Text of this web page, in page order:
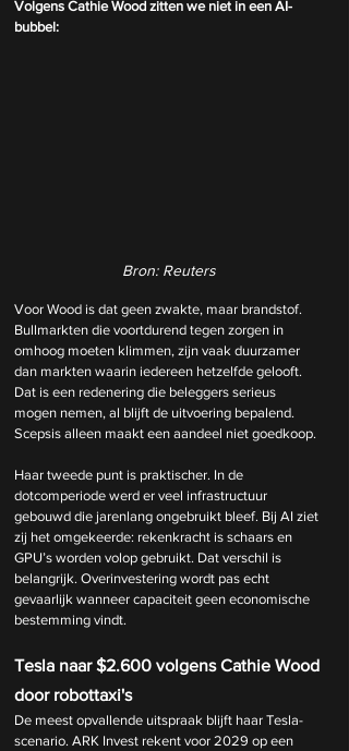
Volgens Cathie Wood zitten we niet in een AI-
bubbel:
Bron: Reuters
Voor Wood is dat geen zwakte, maar brandstof.
Bullmarkten die voortdurend tegen zorgen in
omhoog moeten klimmen, zijn vaak duurzamer
dan markten waarin iedereen hetzelfde gelooft.
Dat is een redenering die beleggers serieus
mogen nemen, al blijft de uitvoering bepalend.
Scepsis alleen maakt een aandeel niet goedkoop.
Haar tweede punt is praktischer. In de
dotcomperiode werd er veel infrastructuur
gebouwd die jarenlang ongebruikt bleef. Bij AI ziet
zij het omgekeerde: rekenkracht is schaars en
GPU’s worden volop gebruikt. Dat verschil is
belangrijk. Overinvestering wordt pas echt
gevaarlijk wanneer capaciteit geen economische
bestemming vindt.
Tesla naar $2.600 volgens Cathie Wood
door robottaxi's
De meest opvallende uitspraak blijft haar Tesla-
scenario. ARK Invest rekent voor 2029 op een